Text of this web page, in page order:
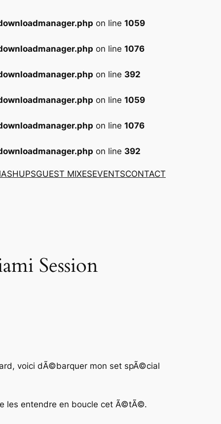
on line 1059
on line 1076
on line 392
on line 1059
on line 1076
on line 392
GUEST MIXESEVENTSCONTACT
Session
voici dÃ©barquer mon set spÃ©cial
les entendre en boucle cet Ã©tÃ©.